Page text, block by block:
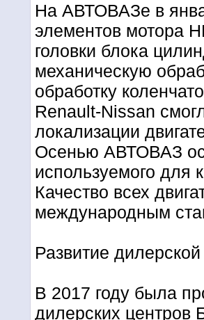
На АВТОВАЗе в
элементов мотора
головки блока
механическую
обработку
Renault-Nissan
локализации
Осенью АВТОВАЗ
используемого для
Качество всех
международным
Развитие
В 2017 году была
дилерских центров